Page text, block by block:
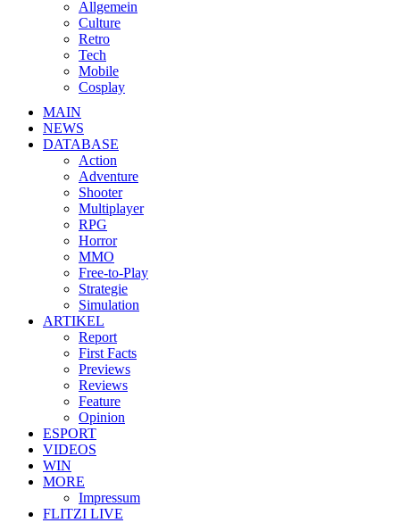
Allgemein
Culture
Retro
Tech
Mobile
Cosplay
MAIN
NEWS
DATABASE
Action
Adventure
Shooter
Multiplayer
RPG
Horror
MMO
Free-to-Play
Strategie
Simulation
ARTIKEL
Report
First Facts
Previews
Reviews
Feature
Opinion
ESPORT
VIDEOS
WIN
MORE
Impressum
FLITZI LIVE